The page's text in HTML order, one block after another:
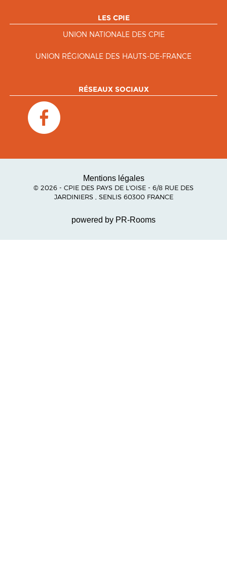
LES CPIE
UNION NATIONALE DES CPIE
UNION RÉGIONALE DES HAUTS-DE-FRANCE
RÉSEAUX SOCIAUX
Mentions légales
© 2026 - CPIE DES PAYS DE L'OISE - 6/8 RUE DES
JARDINIERS , SENLIS 60300 FRANCE
powered by PR-Rooms